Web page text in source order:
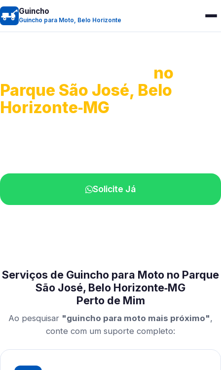
Guincho
Guincho para Moto, Belo Horizonte
no
Parque São José, Belo
Horizonte‑MG
Solicite Já
Serviços de Guincho para Moto no Parque
São José, Belo Horizonte‑MG
Perto de Mim
Ao pesquisar "guincho para moto mais próximo",
conte com um suporte completo: